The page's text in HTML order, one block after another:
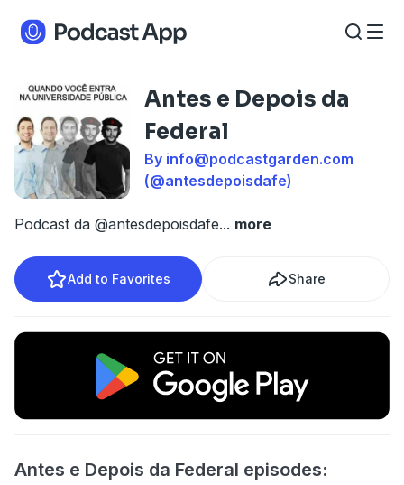
Antes e Depois da
Federal
By info@podcastgarden.com
(@antesdepoisdafe)
Podcast da @antesdepoisdafe... more
Add to Favorites Share
Antes e Depois da Federal episodes: